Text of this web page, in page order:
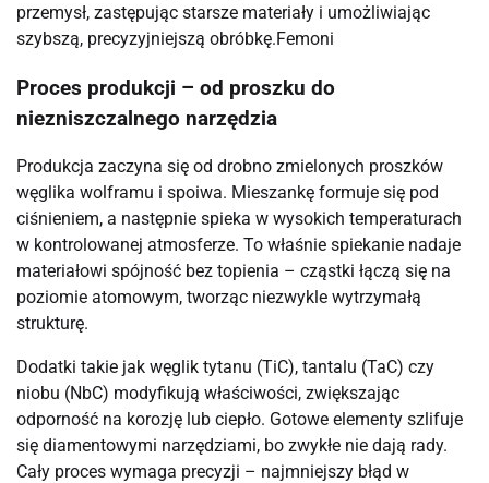
przemysł, zastępując starsze materiały i umożliwiając
szybszą, precyzyjniejszą obróbkę.⁠Femoni
Proces produkcji – od proszku do
niezniszczalnego narzędzia
Produkcja zaczyna się od drobno zmielonych proszków
węglika wolframu i spoiwa. Mieszankę formuje się pod
ciśnieniem, a następnie spieka w wysokich temperaturach
w kontrolowanej atmosferze. To właśnie spiekanie nadaje
materiałowi spójność bez topienia – cząstki łączą się na
poziomie atomowym, tworząc niezwykle wytrzymałą
strukturę.
Dodatki takie jak węglik tytanu (TiC), tantalu (TaC) czy
niobu (NbC) modyfikują właściwości, zwiększając
odporność na korozję lub ciepło. Gotowe elementy szlifuje
się diamentowymi narzędziami, bo zwykłe nie dają rady.
Cały proces wymaga precyzji – najmniejszy błąd w